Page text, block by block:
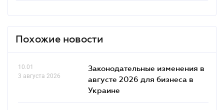
Похожие новости
10.01
3 августа 2026
Законодательные изменения в
августе 2026 для бизнеса в
Украине